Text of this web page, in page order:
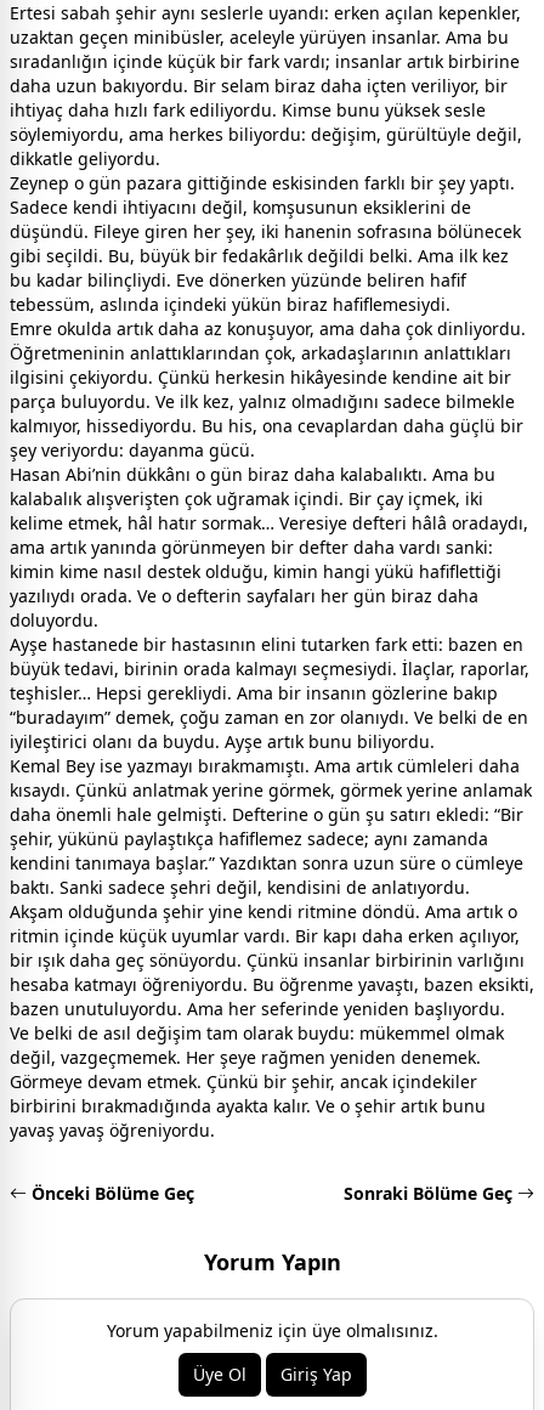
Ertesi sabah şehir aynı seslerle uyandı: erken açılan kepenkler,
uzaktan geçen minibüsler, aceleyle yürüyen insanlar. Ama bu
sıradanlığın içinde küçük bir fark vardı; insanlar artık birbirine
daha uzun bakıyordu. Bir selam biraz daha içten veriliyor, bir
ihtiyaç daha hızlı fark ediliyordu. Kimse bunu yüksek sesle
söylemiyordu, ama herkes biliyordu: değişim, gürültüyle değil,
dikkatle geliyordu.
Zeynep o gün pazara gittiğinde eskisinden farklı bir şey yaptı.
Sadece kendi ihtiyacını değil, komşusunun eksiklerini de
düşündü. Fileye giren her şey, iki hanenin sofrasına bölünecek
gibi seçildi. Bu, büyük bir fedakârlık değildi belki. Ama ilk kez
bu kadar bilinçliydi. Eve dönerken yüzünde beliren hafif
tebessüm, aslında içindeki yükün biraz hafiflemesiydi.
Emre okulda artık daha az konuşuyor, ama daha çok dinliyordu.
Öğretmeninin anlattıklarından çok, arkadaşlarının anlattıkları
ilgisini çekiyordu. Çünkü herkesin hikâyesinde kendine ait bir
parça buluyordu. Ve ilk kez, yalnız olmadığını sadece bilmekle
kalmıyor, hissediyordu. Bu his, ona cevaplardan daha güçlü bir
şey veriyordu: dayanma gücü.
Hasan Abi’nin dükkânı o gün biraz daha kalabalıktı. Ama bu
kalabalık alışverişten çok uğramak içindi. Bir çay içmek, iki
kelime etmek, hâl hatır sormak… Veresiye defteri hâlâ oradaydı,
ama artık yanında görünmeyen bir defter daha vardı sanki:
kimin kime nasıl destek olduğu, kimin hangi yükü hafiflettiği
yazılıydı orada. Ve o defterin sayfaları her gün biraz daha
doluyordu.
Ayşe hastanede bir hastasının elini tutarken fark etti: bazen en
büyük tedavi, birinin orada kalmayı seçmesiydi. İlaçlar, raporlar,
teşhisler… Hepsi gerekliydi. Ama bir insanın gözlerine bakıp
“buradayım” demek, çoğu zaman en zor olanıydı. Ve belki de en
iyileştirici olanı da buydu. Ayşe artık bunu biliyordu.
Kemal Bey ise yazmayı bırakmamıştı. Ama artık cümleleri daha
kısaydı. Çünkü anlatmak yerine görmek, görmek yerine anlamak
daha önemli hale gelmişti. Defterine o gün şu satırı ekledi: “Bir
şehir, yükünü paylaştıkça hafiflemez sadece; aynı zamanda
kendini tanımaya başlar.” Yazdıktan sonra uzun süre o cümleye
baktı. Sanki sadece şehri değil, kendisini de anlatıyordu.
Akşam olduğunda şehir yine kendi ritmine döndü. Ama artık o
ritmin içinde küçük uyumlar vardı. Bir kapı daha erken açılıyor,
bir ışık daha geç sönüyordu. Çünkü insanlar birbirinin varlığını
hesaba katmayı öğreniyordu. Bu öğrenme yavaştı, bazen eksikti,
bazen unutuluyordu. Ama her seferinde yeniden başlıyordu.
Ve belki de asıl değişim tam olarak buydu: mükemmel olmak
değil, vazgeçmemek. Her şeye rağmen yeniden denemek.
Görmeye devam etmek. Çünkü bir şehir, ancak içindekiler
birbirini bırakmadığında ayakta kalır. Ve o şehir artık bunu
yavaş yavaş öğreniyordu.
Önceki Bölüme Geç Sonraki Bölüme Geç
Yorum Yapın
Yorum yapabilmeniz için üye olmalısınız.
Üye Ol
Giriş Yap